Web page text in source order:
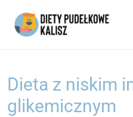
Dieta z niskim
glikemicznym